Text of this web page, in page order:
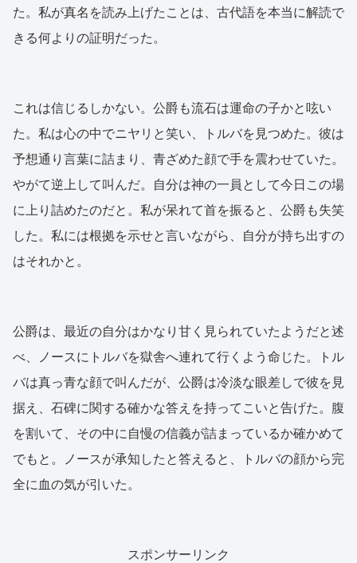
た。私が真名を読み上げたことは、古代語を本当に解読で
きる何よりの証明だった。
これは信じるしかない。公爵も流石は運命の子かと呟い
た。私は心の中でニヤリと笑い、トルバを見つめた。彼は
予想通り言葉に詰まり、青ざめた顔で手を震わせていた。
やがて逆上して叫んだ。自分は神の一員として今日この場
に上り詰めたのだと。私が呆れて首を振ると、公爵も失笑
した。私には根拠を示せと言いながら、自分が持ち出すの
はそれかと。
公爵は、最近の自分はかなり甘く見られていたようだと述
べ、ノースにトルバを獄舎へ連れて行くよう命じた。トル
バは真っ青な顔で叫んだが、公爵は冷淡な眼差しで彼を見
据え、石碑に関する確かな答えを持ってこいと告げた。腹
を割いて、その中に自慢の信義が詰まっているか確かめて
でもと。ノースが承知したと答えると、トルバの顔から完
全に血の気が引いた。
スポンサーリンク